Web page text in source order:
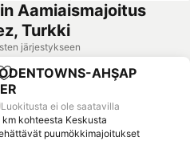
Aamiaismajoitus
Turkki
järjestykseen
Lisää suosikkeihin
AHŞAP
hinnat
Luokitusta ei ole saatavilla
km kohteesta Keskusta
puumökkimajoituksetKatso